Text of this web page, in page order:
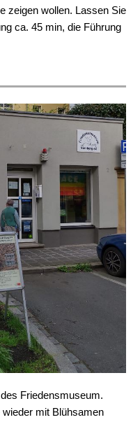
zeigen wollen. Lassen Sie
ca. 45 min, die Führung
Friedensmuseum.
mit Blühsamen